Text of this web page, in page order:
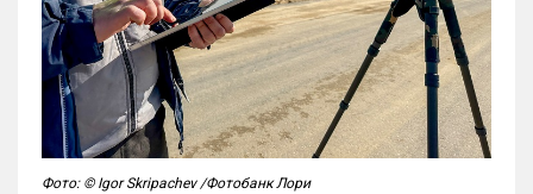
Фото: © Igor Skripachev /Фотобанк Лори